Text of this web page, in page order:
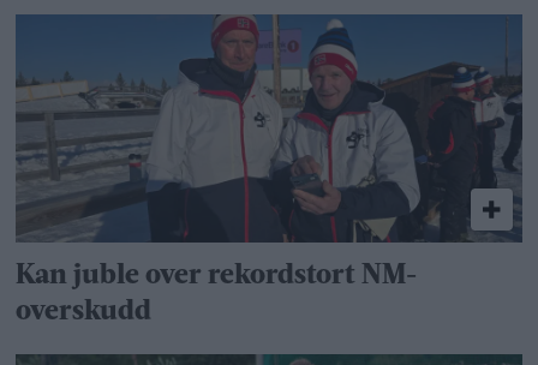
Kan juble over rekordstort NM-
overskudd